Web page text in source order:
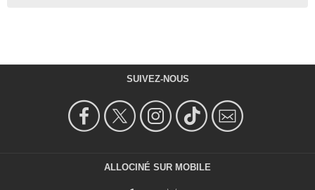
SUIVEZ-NOUS
ALLOCINÉ SUR MOBILE